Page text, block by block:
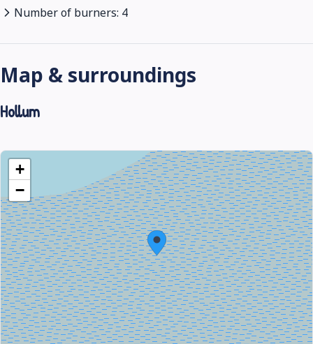
Number of burners: 4
Map & surroundings
Hollum
+
−